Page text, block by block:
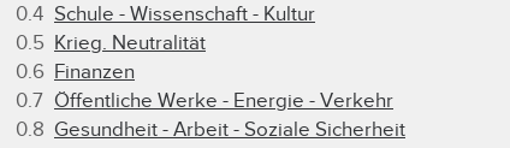
0.4 Schule - Wissenschaft - Kultur
0.5 Krieg. Neutralität
0.6 Finanzen
0.7 Öffentliche Werke - Energie - Verkehr
0.8 Gesundheit - Arbeit - Soziale Sicherheit